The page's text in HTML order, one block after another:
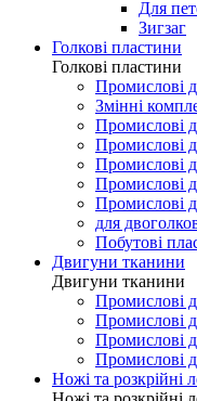
Для
Зигзаг
Голкові пластини
Голкові пластини
Промислові
Змінні
Промислові
Промислові
Промислові
Промислові
Промислові
для
Побутові
Двигуни тканини
Двигуни тканини
Промислові
Промислові
Промислові
Промислові
Ножі та розкрійні